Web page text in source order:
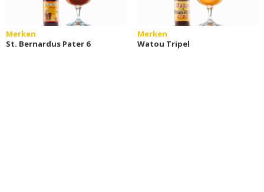
Merken
St. Bernardus Pater 6
Merken
Watou Tripel